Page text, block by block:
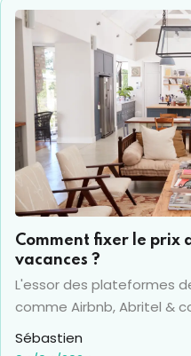
dépenses énergétiques
négligeable des
réduction des dépenses
choix du bon contrat
la multitude d'offres
Comparer les différents
et de fioul) en fonction
devenu indispensable.
Comment fixer le prix
vacances ?
L'essor des plateformes
comme Airbnb, Abritel &
marché de la location de
étoffée et enrichie pour
Sébastien